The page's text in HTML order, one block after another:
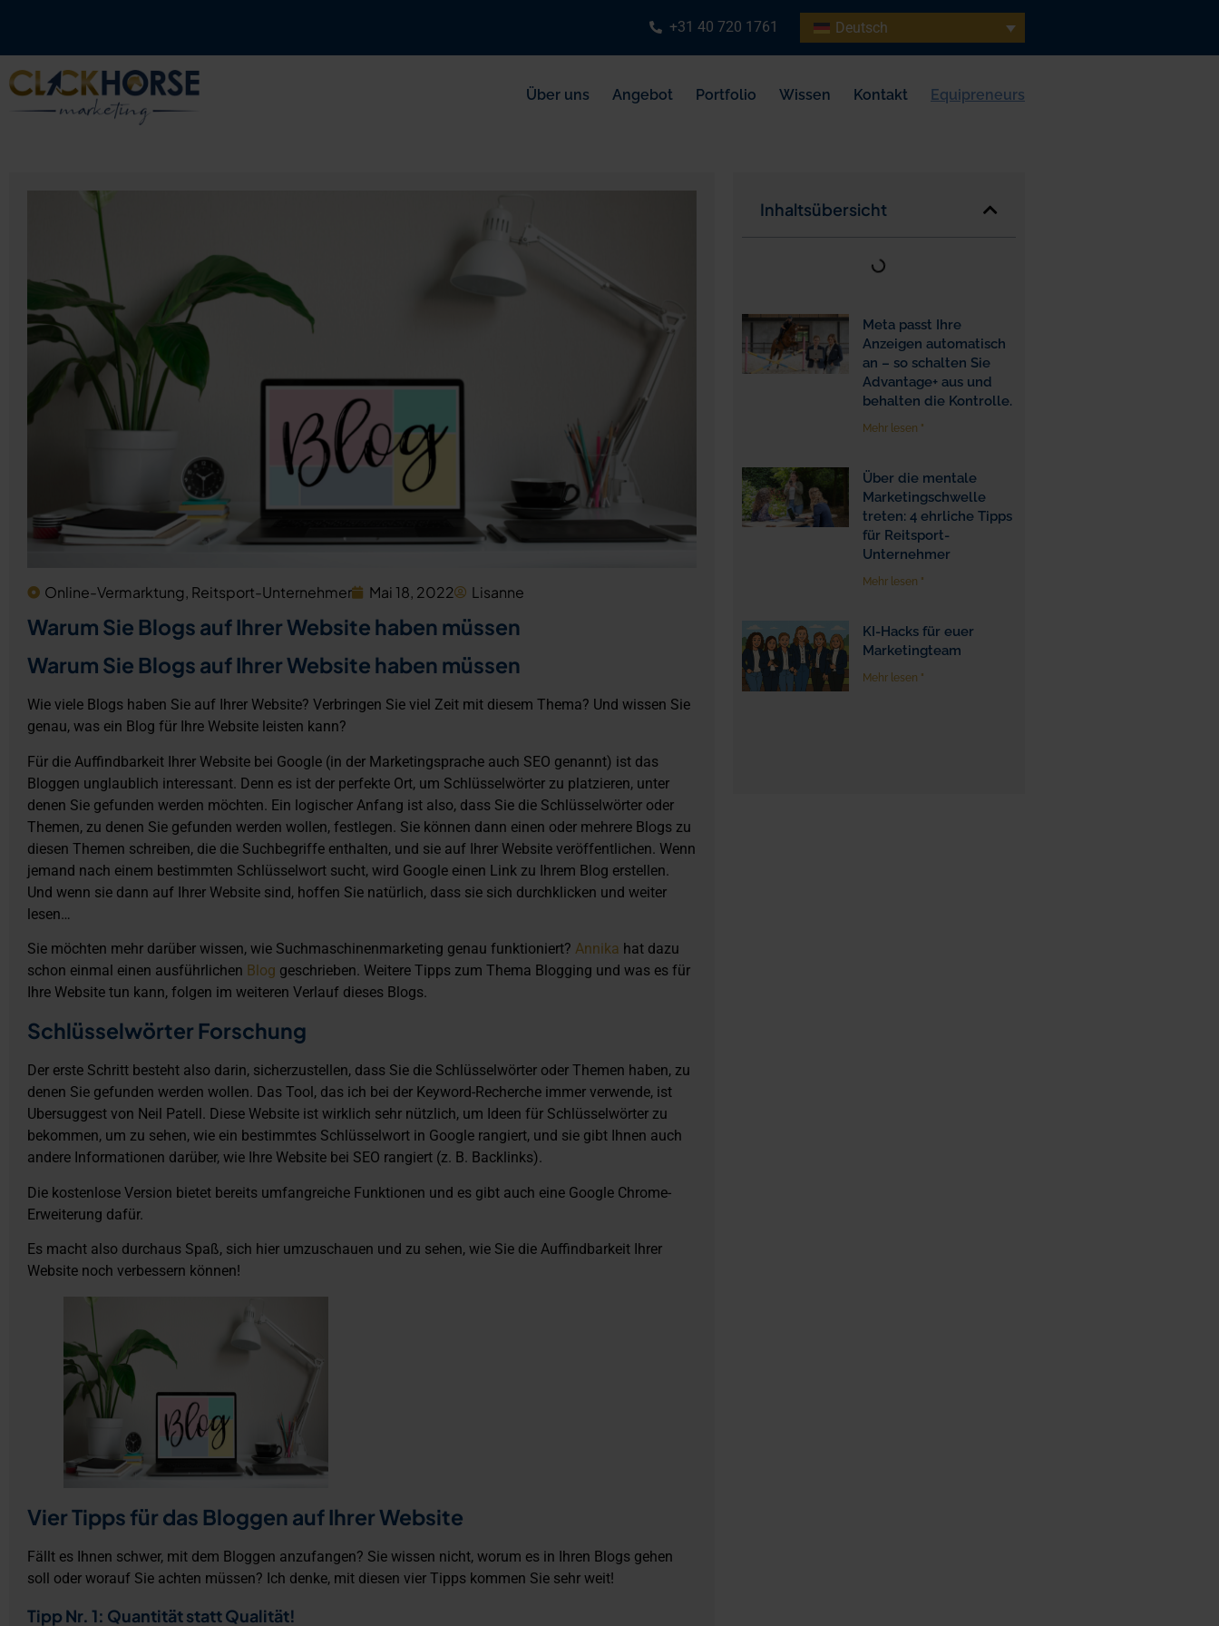
+31 40 720 1761 Deutsch
Über uns Angebot Portfolio Wissen Kontakt Equipreneurs
Online-Vermarktung, Reitsport-Unternehmer Mai 18, 2022 Lisanne
Warum Sie Blogs auf Ihrer Website haben müssen
Warum Sie Blogs auf Ihrer Website haben müssen
Wie viele Blogs haben Sie auf Ihrer Website? Verbringen Sie viel Zeit mit diesem Thema? Und wissen Sie
genau, was ein Blog für Ihre Website leisten kann?
Für die Auffindbarkeit Ihrer Website bei Google (in der Marketingsprache auch SEO genannt) ist das
Bloggen unglaublich interessant. Denn es ist der perfekte Ort, um Schlüsselwörter zu platzieren, unter
denen Sie gefunden werden möchten. Ein logischer Anfang ist also, dass Sie die Schlüsselwörter oder
Themen, zu denen Sie gefunden werden wollen, festlegen. Sie können dann einen oder mehrere Blogs zu
diesen Themen schreiben, die die Suchbegriffe enthalten, und sie auf Ihrer Website veröffentlichen. Wenn
jemand nach einem bestimmten Schlüsselwort sucht, wird Google einen Link zu Ihrem Blog erstellen.
Und wenn sie dann auf Ihrer Website sind, hoffen Sie natürlich, dass sie sich durchklicken und weiter
lesen…
Sie möchten mehr darüber wissen, wie Suchmaschinenmarketing genau funktioniert? Annika hat dazu
schon einmal einen ausführlichen Blog geschrieben. Weitere Tipps zum Thema Blogging und was es für
Ihre Website tun kann, folgen im weiteren Verlauf dieses Blogs.
Schlüsselwörter Forschung
Der erste Schritt besteht also darin, sicherzustellen, dass Sie die Schlüsselwörter oder Themen haben, zu
denen Sie gefunden werden wollen. Das Tool, das ich bei der Keyword-Recherche immer verwende, ist
Ubersuggest von Neil Patell. Diese Website ist wirklich sehr nützlich, um Ideen für Schlüsselwörter zu
bekommen, um zu sehen, wie ein bestimmtes Schlüsselwort in Google rangiert, und sie gibt Ihnen auch
andere Informationen darüber, wie Ihre Website bei SEO rangiert (z. B. Backlinks).
Die kostenlose Version bietet bereits umfangreiche Funktionen und es gibt auch eine Google Chrome-
Erweiterung dafür.
Es macht also durchaus Spaß, sich hier umzuschauen und zu sehen, wie Sie die Auffindbarkeit Ihrer
Website noch verbessern können!
Vier Tipps für das Bloggen auf Ihrer Website
Fällt es Ihnen schwer, mit dem Bloggen anzufangen? Sie wissen nicht, worum es in Ihren Blogs gehen
soll oder worauf Sie achten müssen? Ich denke, mit diesen vier Tipps kommen Sie sehr weit!
Tipp Nr. 1: Quantität statt Qualität!
Inhaltsübersicht
Meta passt Ihre
Anzeigen automatisch
an – so schalten Sie
Advantage+ aus und
behalten die Kontrolle.
Mehr lesen "
Über die mentale
Marketingschwelle
treten: 4 ehrliche Tipps
für Reitsport-
Unternehmer
Mehr lesen "
KI-Hacks für euer
Marketingteam
Mehr lesen "